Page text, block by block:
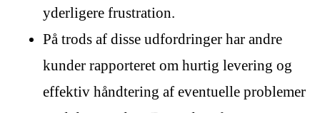
yderligere frustration.
På trods af disse udfordringer har andre
kunder rapporteret om hurtig levering og
effektiv håndtering af eventuelle problemer